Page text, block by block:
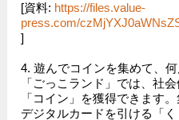
[資料: https://files.value-
press.com/
]
4. 遊んでコインを集めて、何
「ごっこランド」では、社
「コイン」を獲得できます
デジタルカードを引ける「